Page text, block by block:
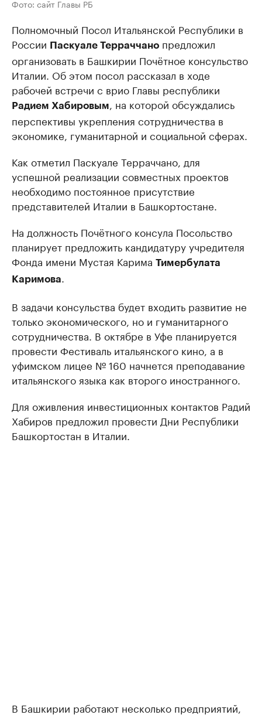
Фото: сайт Главы РБ
Полномочный Посол Итальянской Республики в
России Паскуале Терраччано предложил
организовать в Башкирии Почётное консульство
Италии. Об этом посол рассказал в ходе
рабочей встречи с врио Главы республики
Радием Хабировым, на которой обсуждались
перспективы укрепления сотрудничества в
экономике, гуманитарной и социальной сферах.
Как отметил Паскуале Терраччано, для
успешной реализации совместных проектов
необходимо постоянное присутствие
представителей Италии в Башкортостане.
На должность Почётного консула Посольство
планирует предложить кандидатуру учредителя
Фонда имени Мустая Карима Тимербулата
Каримова.
В задачи консульства будет входить развитие не
только экономического, но и гуманитарного
сотрудничества. В октябре в Уфе планируется
провести Фестиваль итальянского кино, а в
уфимском лицее № 160 начнется преподавание
итальянского языка как второго иностранного.
Для оживления инвестиционных контактов Радий
Хабиров предложил провести Дни Республики
Башкортостан в Италии.
В Башкирии работают несколько предприятий,